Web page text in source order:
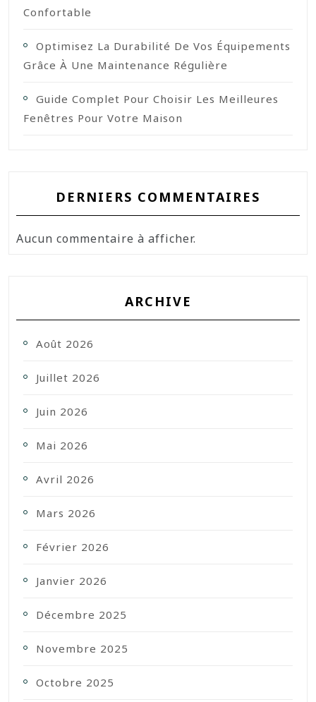
Confortable
Optimisez La Durabilité De Vos Équipements
Grâce À Une Maintenance Régulière
Guide Complet Pour Choisir Les Meilleures
Fenêtres Pour Votre Maison
DERNIERS COMMENTAIRES
Aucun commentaire à afficher.
ARCHIVE
Août 2026
Juillet 2026
Juin 2026
Mai 2026
Avril 2026
Mars 2026
Février 2026
Janvier 2026
Décembre 2025
Novembre 2025
Octobre 2025